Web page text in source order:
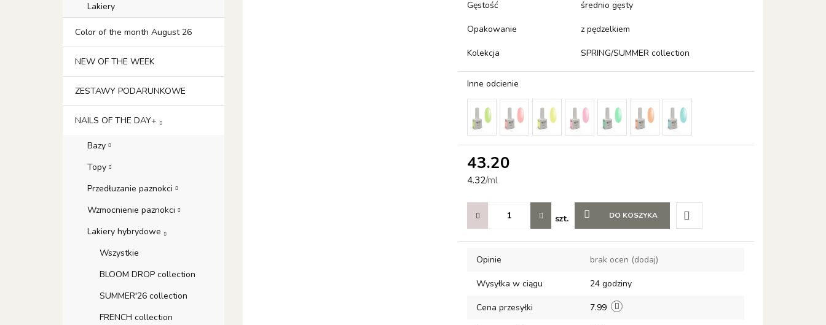
Lakiery
Color of the month August 26
NEW OF THE WEEK
ZESTAWY PODARUNKOWE
NAILS OF THE DAY+
Bazy
Topy
Przedłuzanie paznokci
Wzmocnienie paznokci
Lakiery hybrydowe
Wszystkie
BLOOM DROP collection
SUMMER'26 collection
FRENCH collection
Gęstość średnio gęsty
Opakowanie z pędzelkiem
Kolekcja SPRING/SUMMER collection
Inne odcienie
43.20
4.32/ml
szt. DO KOSZYKA
Do
Opinie brak ocen (dodaj)
Wysyłka w ciągu 24 godziny
Cena przesyłki 7.99